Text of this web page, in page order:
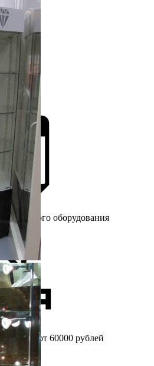
торгового оборудования
заказе от 60000 рублей